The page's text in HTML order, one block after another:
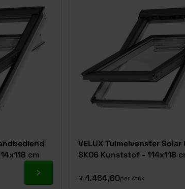
cm
Ga naar product
VELUX Tuimelvenster Solar
SK06 Kunststof - 114x118
Nu1.464,60per stuk